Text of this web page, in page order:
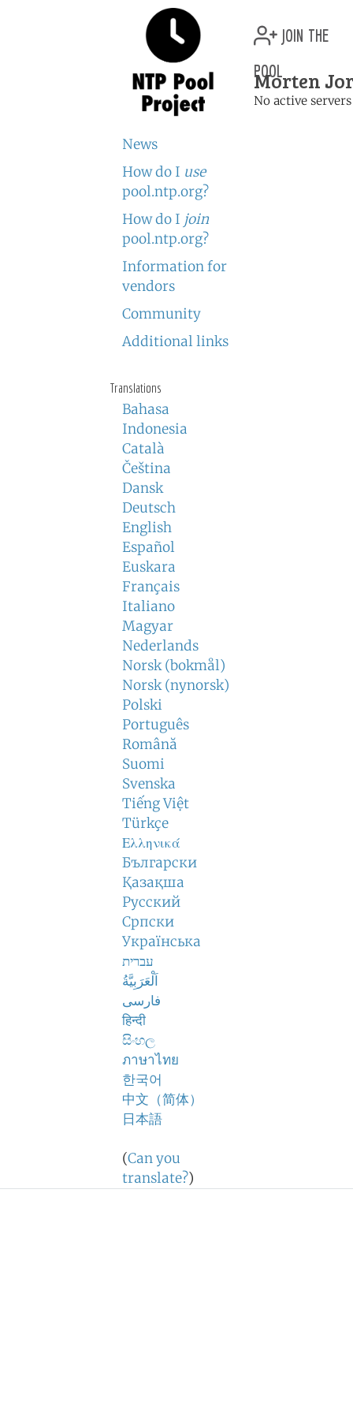
News
How do I use
pool.ntp.org?
How do I join
pool.ntp.org?
Information for
vendors
Community
Additional links
Translations
Bahasa
Indonesia
Català
Čeština
Dansk
Deutsch
English
Español
Euskara
Français
Italiano
Magyar
Nederlands
Norsk (bokmål)
Norsk (nynorsk)
Polski
Português
Română
Suomi
Svenska
Tiếng Việt
Türkçe
Ελληνικά
Български
Қазақша
Русский
Српски
Українська
עברית
اَلْعَرَبِيَّةُ
فارسی
हिन्दी
සිංහල
ภาษาไทย
한국어
中文（简体）
日本語
(Can you
translate?)
join the
pool
Morten
No active servers